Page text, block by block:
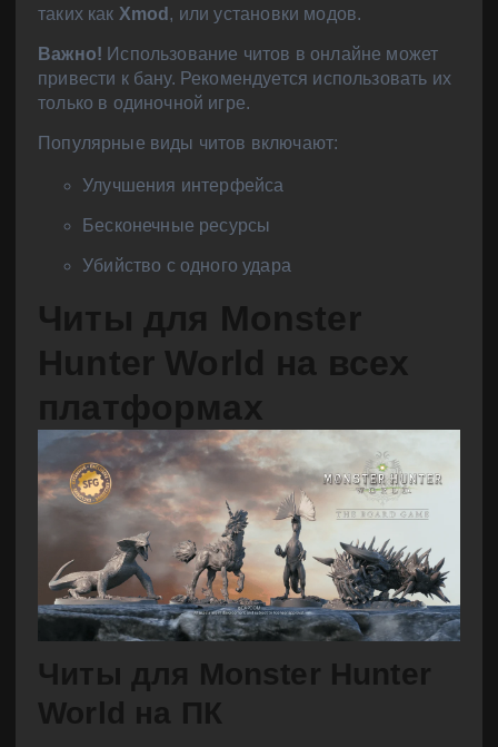
таких как Xmod , или установки модов.
Важно! Использование читов в онлайне может
привести к бану. Рекомендуется использовать их
только в одиночной игре.
Популярные виды читов включают:
Улучшения интерфейса
Бесконечные ресурсы
Убийство с одного удара
Читы для Monster
Hunter World на всех
платформах
Читы для Monster Hunter
World на ПК